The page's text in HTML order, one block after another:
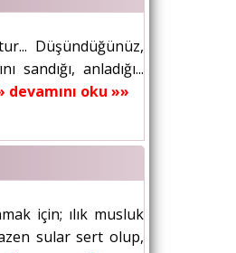
Düşündüğünüz,
anladığı...
devamını oku »»
için; ılık musluk
sular sert olup,